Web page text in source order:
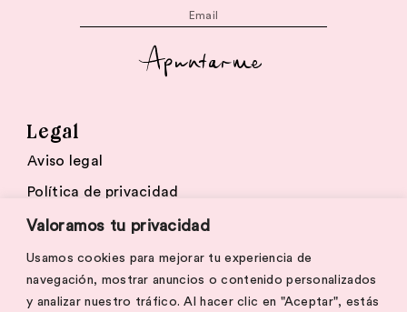
Valoramos tu privacidad
Usamos cookies para mejorar tu experiencia de
navegación, mostrar anuncios o contenido personalizados
y analizar nuestro tráfico. Al hacer clic en "Aceptar", estás
Apuntarme
Legal
Aviso legal
Política de privacidad
Cookies
© 2026 The White Planner